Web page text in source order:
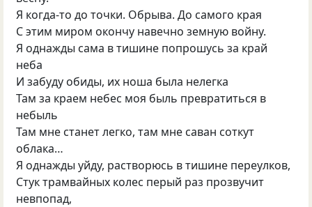
Я когда-то до точки. Обрыва. До самого края
С этим миром окончу навечно земную войну.
Я однажды сама в тишине попрошусь за край
неба
И забуду обиды, их ноша была нелегка
Там за краем небес моя быль превратиться в
небыль
Там мне станет легко, там мне саван соткут
облака…
Я однажды уйду, растворюсь в тишине переулков,
Стук трамвайных колес перый раз прозвучит
невпопад,